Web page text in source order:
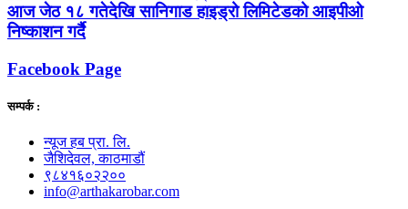
आज जेठ १८ गतेदेखि सानिगाड हाइड्रो लिमिटेडको आइपीओ
निष्काशन गर्दै
Facebook Page
सम्पर्क :
न्यूज हब प्रा. लि.
जैशिदेवल, काठमाडौं
९८४१६०२२००
info@arthakarobar.com